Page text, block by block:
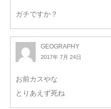
ガチですか？
GEOGRAPHY
2017年 7月 24日
お前カスやな
とりあえず死ね